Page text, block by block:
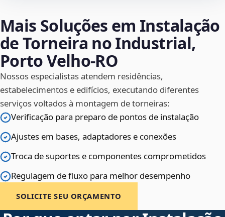
Mais Soluções em Instalação
de Torneira no Industrial,
Porto Velho‑RO
Nossos especialistas atendem residências,
estabelecimentos e edifícios, executando diferentes
serviços voltados à montagem de torneiras:
Verificação para preparo de pontos de instalação
Ajustes em bases, adaptadores e conexões
Troca de suportes e componentes comprometidos
Regulagem de fluxo para melhor desempenho
SOLICITE SEU ORÇAMENTO